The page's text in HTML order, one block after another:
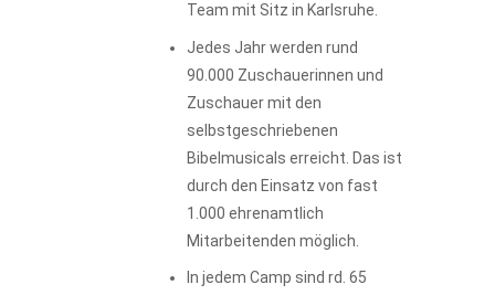
Team mit Sitz in Karlsruhe.
Jedes Jahr werden rund
90.000 Zuschauerinnen und
Zuschauer mit den
selbstgeschriebenen
Bibelmusicals erreicht. Das ist
durch den Einsatz von fast
1.000 ehrenamtlich
Mitarbeitenden möglich.
In jedem Camp sind rd. 65